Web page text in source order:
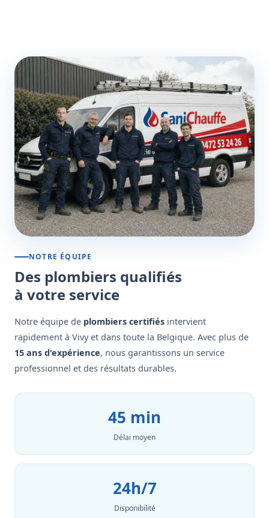
NOTRE ÉQUIPE
Des plombiers qualifiés
à votre service
Notre équipe de plombiers certifiés intervient
rapidement à Vivy et dans toute la Belgique. Avec plus de
15 ans d'expérience, nous garantissons un service
professionnel et des résultats durables.
45 min
Délai moyen
24h/7
Disponibilité